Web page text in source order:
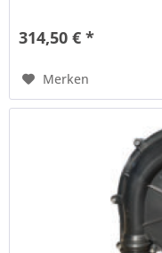
314,50 € *
Merken